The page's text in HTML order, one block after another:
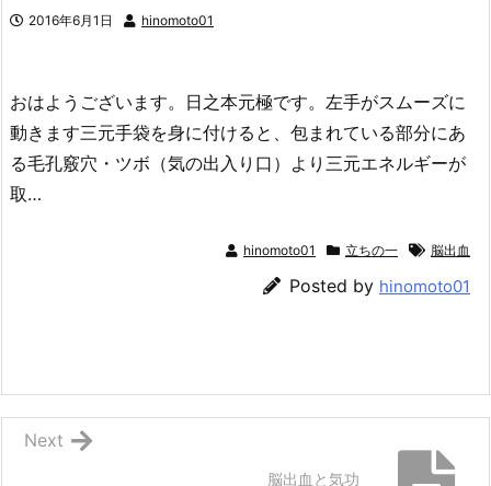
2016年6月1日 hinomoto01
おはようございます。日之本元極です。左手がスムーズに
動きます三元手袋を身に付けると、包まれている部分にあ
る毛孔竅穴・ツボ（気の出入り口）より三元エネルギーが
取…
hinomoto01 立ちの一 脳出血
Posted by hinomoto01
脳出血と気功
Next